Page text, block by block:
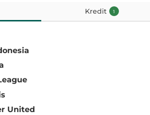
Kredit 1
United